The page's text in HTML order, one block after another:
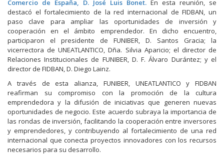
Comercio de España, D. José Luis Bonet. En esta reunión, se
destacó el fortalecimiento de la red internacional de FIDBAN, un
paso clave para ampliar las oportunidades de inversión y
cooperación en el ámbito emprendedor. En dicho encuentro,
participaron el presidente de FUNIBER, D. Santos Gracia; la
vicerrectora de UNEATLANTICO, Dña. Silvia Aparicio; el director de
Relaciones Institucionales de FUNIBER, D. F. Álvaro Durántez; y el
director de FIDBAN, D. Diego Lainz.
A través de esta alianza, FUNIBER, UNEATLANTICO y FIDBAN
reafirman su compromiso con la promoción de la cultura
emprendedora y la difusión de iniciativas que generen nuevas
oportunidades de negocio. Este acuerdo subraya la importancia de
las rondas de inversión, facilitando la cooperación entre inversores
y emprendedores, y contribuyendo al fortalecimiento de una red
internacional que conecta proyectos innovadores con los recursos
necesarios para su desarrollo.